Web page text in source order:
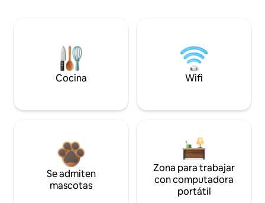
Cocina Wifi
Se admiten
mascotas
Zona para trabajar
con computadora
portátil